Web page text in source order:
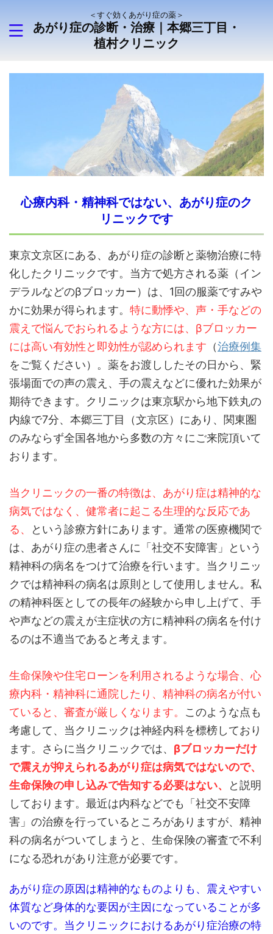
＜すぐ効くあがり症の薬＞
あがり症の診断・治療｜本郷三丁目・
植村クリニック
心療内科・精神科ではない、あがり症のク
リニックです
東京文京区にある、あがり症の診断と薬物治療に特
化したクリニックです。当方で処方される薬（イン
デラルなどのβブロッカー）は、1回の服薬ですみや
かに効果が得られます。 特に動悸や、声・手などの
震えで悩んでおられるような方には、βブロッカー
には高い有効性と即効性が認められます （治療例集
をご覧ください）。薬をお渡ししたその日から、緊
張場面での声の震え、手の震えなどに優れた効果が
期待できます。クリニックは東京駅から地下鉄丸の
内線で7分、本郷三丁目（文京区）にあり、関東圏
のみならず全国各地から多数の方々にご来院頂いて
おります。
当クリニックの一番の特徴は、あがり症は精神的な
病気ではなく、健常者に起こる生理的な反応であ
る、
という診療方針にあります。通常の医療機関で
は、あがり症の患者さんに「社交不安障害」という
精神科の病名をつけて治療を行います。当クリニッ
クでは精神科の病名は原則として使用しません。私
の精神科医としての長年の経験から申し上げて、手
や声などの震えが主症状の方に精神科の病名を付け
るのは不適当であると考えます。
生命保険や住宅ローンを利用されるような場合、心
療内科・精神科に通院したり、精神科の病名が付い
ていると、審査が厳しくなります。 このような点も
考慮して、当クリニックは神経内科を標榜しており
ます。さらに当クリニックでは、 βブロッカーだけ
で震えが抑えられるあがり症は病気ではないので、
生命保険の申し込みで告知する必要はない、
と説明
しております。最近は内科などでも「社交不安障
害」の治療を行っているところがありますが、精神
科の病名がついてしまうと、生命保険の審査で不利
になる恐れがあり注意が必要です。
あがり症の原因は精神的なものよりも、震えやすい
体質など身体的な要因が主因になっていることが多
いのです。当クリニックにおけるあがり症治療の特